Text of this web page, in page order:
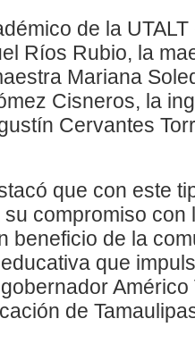
de la
Ríos Rubio, la
Mariana
Cisneros, la
Cervantes
que con este
compromiso
beneficio de la
que
de